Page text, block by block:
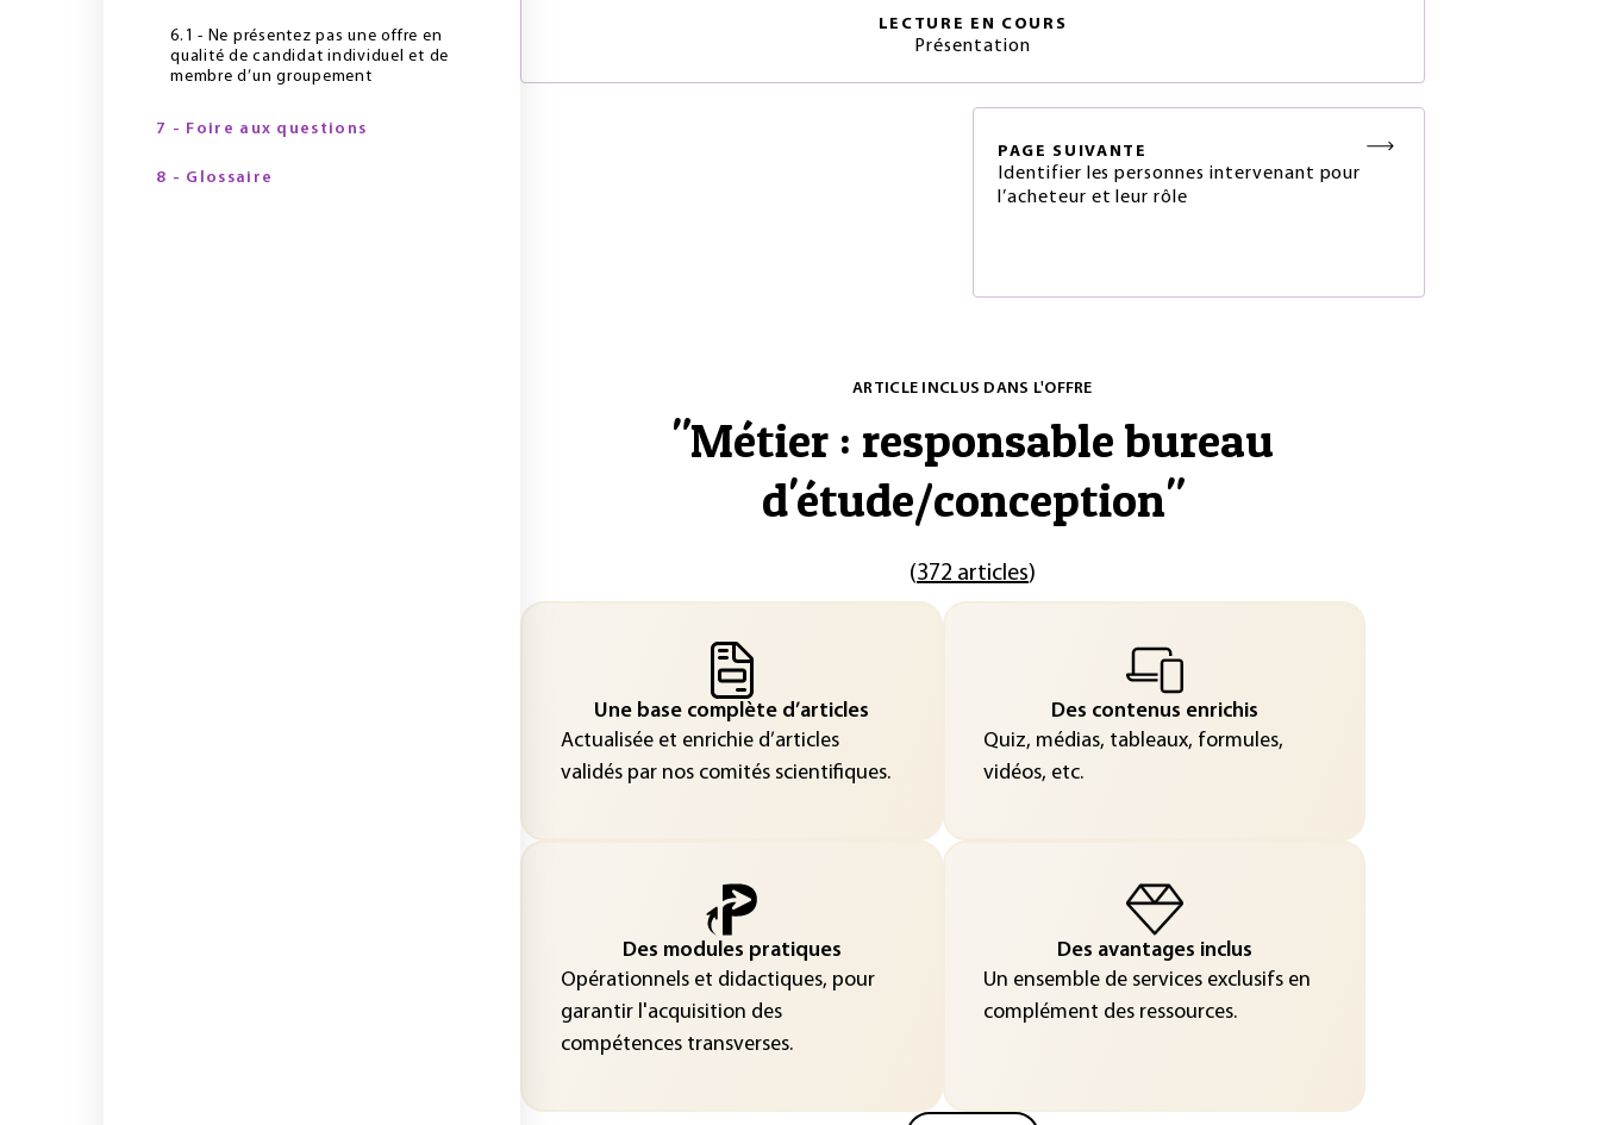
6.1 - Ne présentez pas une offre en
qualité de candidat individuel et de
membre d’un groupement
7 - Foire aux questions
8 - Glossaire
LECTURE EN COURS
Présentation
PAGE SUIVANTE
Identifier les personnes intervenant pour
l’acheteur et leur rôle
ARTICLE INCLUS DANS L'OFFRE
"Métier : responsable bureau
d'étude/conception"
(372 articles)
Une base complète d’articles
Actualisée et enrichie d’articles
validés par nos comités scientifiques.
Des contenus enrichis
Quiz, médias, tableaux, formules,
vidéos, etc.
Des modules pratiques
Opérationnels et didactiques, pour
garantir l'acquisition des
compétences transverses.
Des avantages inclus
Un ensemble de services exclusifs en
complément des ressources.